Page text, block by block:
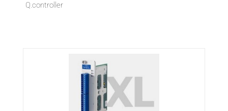
Q.controller